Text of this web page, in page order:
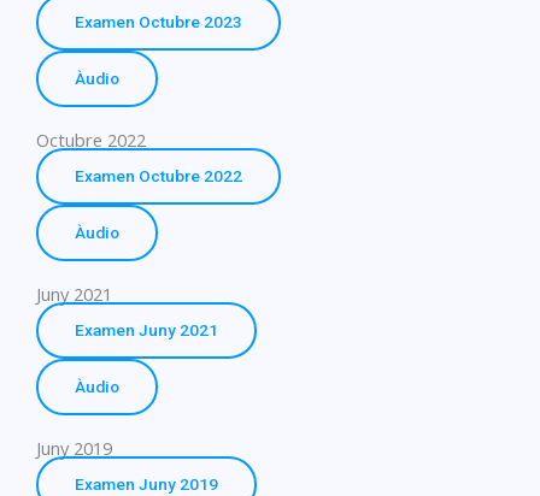
Examen Octubre 2023
Àudio
Octubre 2022
Examen Octubre 2022
Àudio
Juny 2021
Examen Juny 2021
Àudio
Juny 2019
Examen Juny 2019